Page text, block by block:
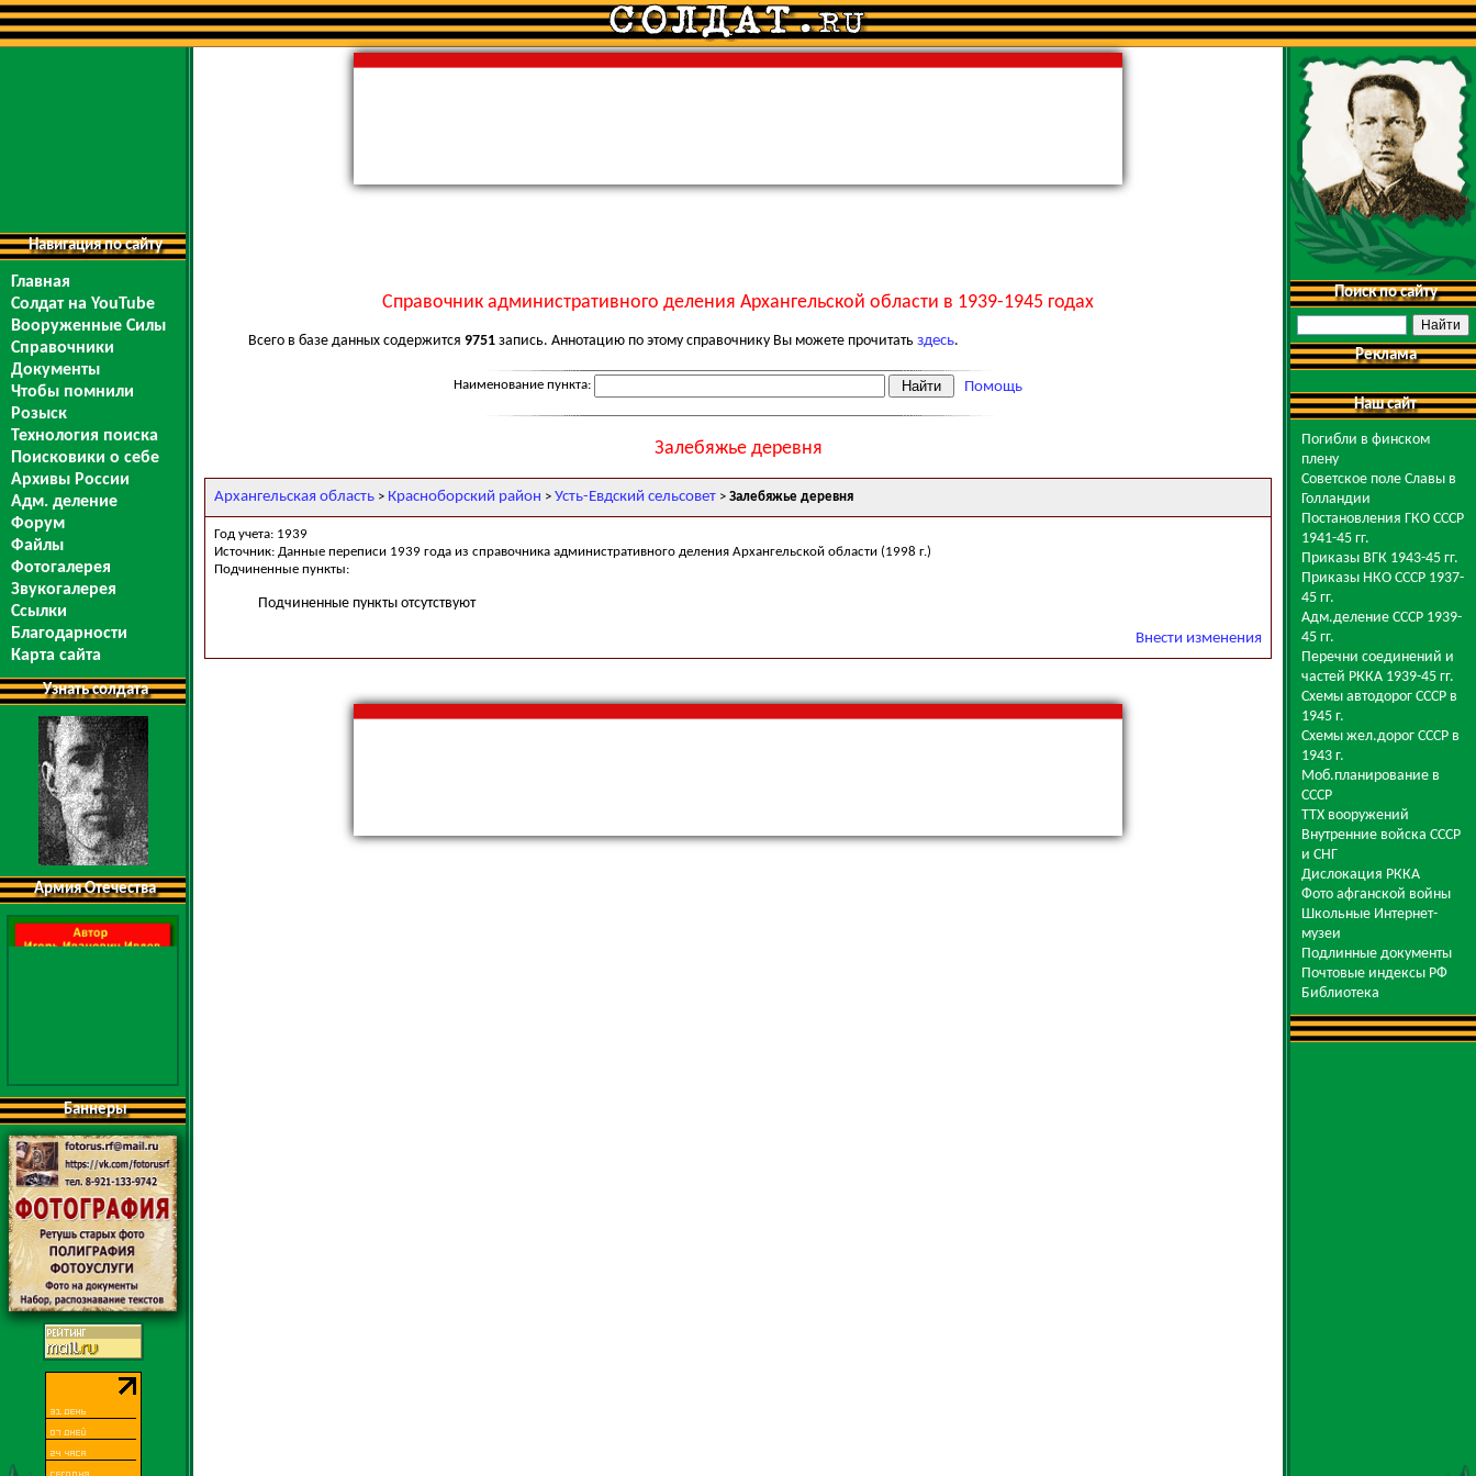
Навигация по сайту
Главная
Солдат на YouTube
Вооруженные Силы
Справочники
Документы
Чтобы помнили
Розыск
Технология поиска
Поисковики о себе
Архивы России
Адм. деление
Форум
Файлы
Фотогалерея
Звукогалерея
Ссылки
Благодарности
Карта сайта
Узнать солдата
Армия Отечества
Баннеры
Справочник административного деления Архангельской области в 1939-1945 годах
Всего в базе данных содержится 9751 запись. Аннотацию по этому справочнику Вы можете прочитать здесь.
Наименование пункта: Помощь
Залебяжье деревня
Архангельская область > Красноборский район > Усть-Евдский сельсовет > Залебяжье деревня
Год учета: 1939
Источник: Данные переписи 1939 года из справочника административного деления Архангельской области (1998 г.)
Подчиненные пункты:
Подчиненные пункты отсутствуют
Внести изменения
Поиск по сайту
Реклама
Наш сайт
Погибли в финском
плену
Советское поле Славы в
Голландии
Постановления ГКО СССР
1941-45 гг.
Приказы ВГК 1943-45 гг.
Приказы НКО СССР 1937-
45 гг.
Адм.деление СССР 1939-
45 гг.
Перечни соединений и
частей РККА 1939-45 гг.
Схемы автодорог СССР в
1945 г.
Схемы жел.дорог СССР в
1943 г.
Моб.планирование в
СССР
ТТХ вооружений
Внутренние войска СССР
и СНГ
Дислокация РККА
Фото афганской войны
Школьные Интернет-
музеи
Подлинные документы
Почтовые индексы РФ
Библиотека